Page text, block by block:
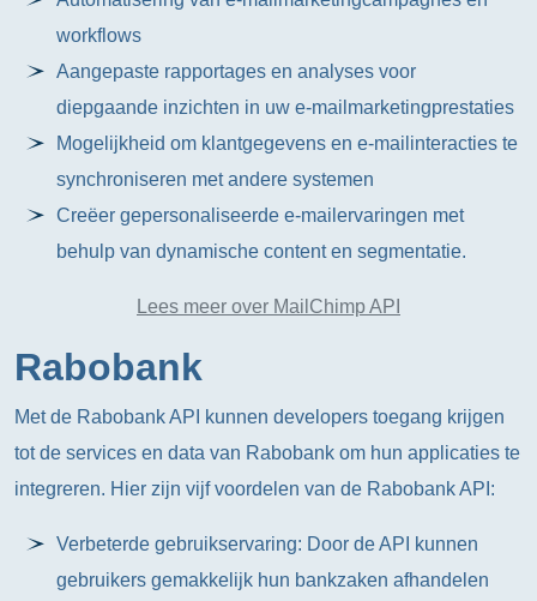
workflows
Aangepaste rapportages en analyses voor
diepgaande inzichten in uw e-mailmarketingprestaties
Mogelijkheid om klantgegevens en e-mailinteracties te
synchroniseren met andere systemen
Creëer gepersonaliseerde e-mailervaringen met
behulp van dynamische content en segmentatie.
Lees meer over MailChimp API
Rabobank
Met de Rabobank API kunnen developers toegang krijgen
tot de services en data van Rabobank om hun applicaties te
integreren. Hier zijn vijf voordelen van de Rabobank API:
Verbeterde gebruikservaring: Door de API kunnen
gebruikers gemakkelijk hun bankzaken afhandelen